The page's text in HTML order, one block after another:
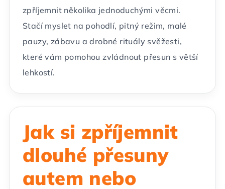
zpříjemnit několika jednoduchými věcmi.
Stačí myslet na pohodlí, pitný režim, malé
pauzy, zábavu a drobné rituály svěžesti,
které vám pomohou zvládnout přesun s větší
lehkostí.
Jak si zpříjemnit
dlouhé přesuny
autem nebo